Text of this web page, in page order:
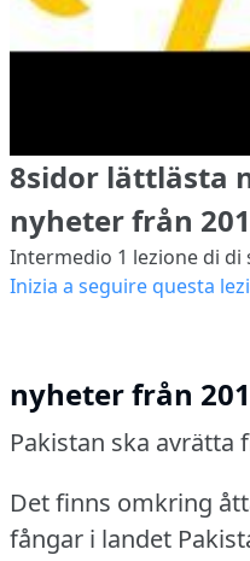
8sidor lättlästa
nyheter från
Intermedio 1 lezione di di
Inizia a seguire questa
nyheter från
Pakistan ska avrätta
Det finns omkring
fångar i landet